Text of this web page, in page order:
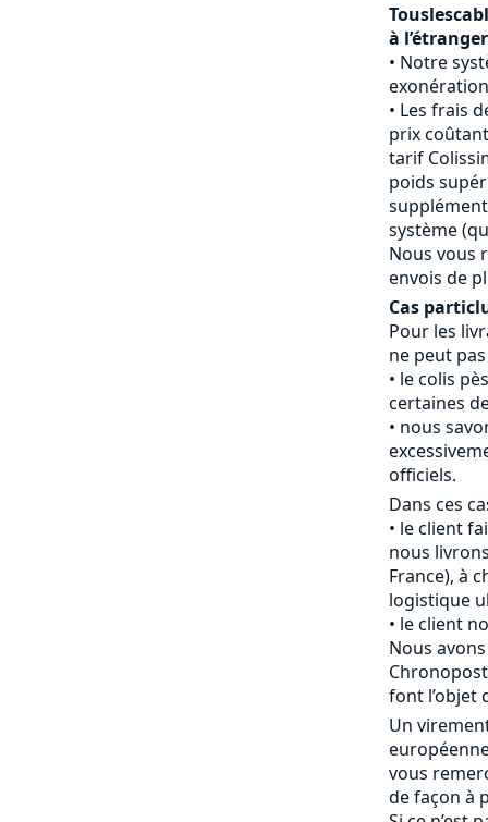
à
Notre
Les frais
prix
tarif
poids
système
Nous vous
envois de
Cas
Pour les
ne peut
le colis
certaines
nous
officiels.
Dans ces
le client
nous
France), à
logistique
le client
Nous
font l’objet
Un
vous
de façon à